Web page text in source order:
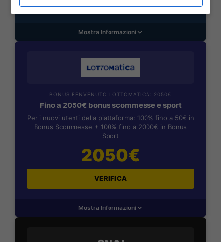
Mostra Informazioni
BONUS BENVENUTO LOTTOMATICA: 2050€
Fino a 2050€ bonus scommesse e sport
Per i nuovi utenti della piattaforma: 100% fino a 50€ in
Bonus Scommesse + 100% fino a 2000€ in Bonus
Sport
2050€
VERIFICA
Mostra Informazioni